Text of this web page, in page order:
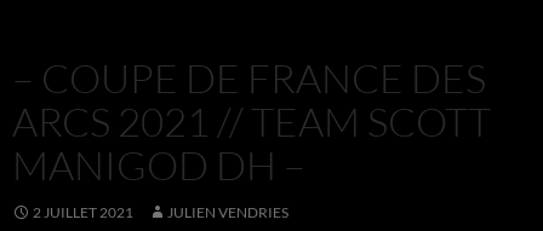
– COUPE DE FRANCE DES
ARCS 2021 // TEAM SCOTT
MANIGOD DH –
2 JUILLET 2021 JULIEN VENDRIES